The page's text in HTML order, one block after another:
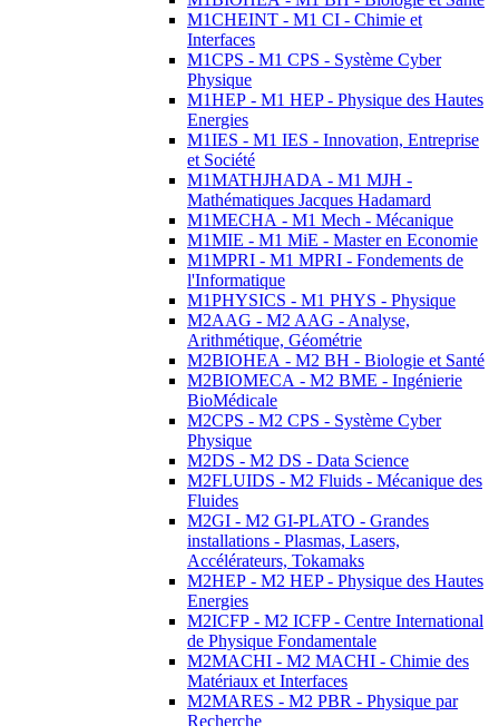
M1CHEINT - M1 CI - Chimie et
Interfaces
M1CPS - M1 CPS - Système Cyber
Physique
M1HEP - M1 HEP - Physique des Hautes
Energies
M1IES - M1 IES - Innovation, Entreprise
et Société
M1MATHJHADA - M1 MJH -
Mathématiques Jacques Hadamard
M1MECHA - M1 Mech - Mécanique
M1MIE - M1 MiE - Master en Economie
M1MPRI - M1 MPRI - Fondements de
l'Informatique
M1PHYSICS - M1 PHYS - Physique
M2AAG - M2 AAG - Analyse,
Arithmétique, Géométrie
M2BIOHEA - M2 BH - Biologie et Santé
M2BIOMECA - M2 BME - Ingénierie
BioMédicale
M2CPS - M2 CPS - Système Cyber
Physique
M2DS - M2 DS - Data Science
M2FLUIDS - M2 Fluids - Mécanique des
Fluides
M2GI - M2 GI-PLATO - Grandes
installations - Plasmas, Lasers,
Accélérateurs, Tokamaks
M2HEP - M2 HEP - Physique des Hautes
Energies
M2ICFP - M2 ICFP - Centre International
de Physique Fondamentale
M2MACHI - M2 MACHI - Chimie des
Matériaux et Interfaces
M2MARES - M2 PBR - Physique par
Recherche